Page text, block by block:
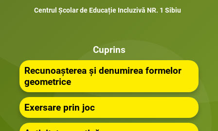
Centrul Școlar de Educație Incluzivă NR. 1 Sibiu
Cuprins
Recunoașterea și denumirea formelor
geometrice
Exersare prin joc